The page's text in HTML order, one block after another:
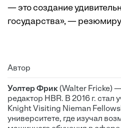
— это создание
государства», —
Автор
Уолтер Фрик(Walter Fricke)
редактор HBR. В 2016 г.
Knight Visiting Nieman
университете, где изучал